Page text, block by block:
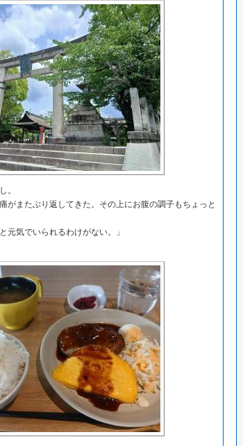
。
がまたぶり返してきた。その上にお腹の調子もちょっと
気でいられるわけがない。」